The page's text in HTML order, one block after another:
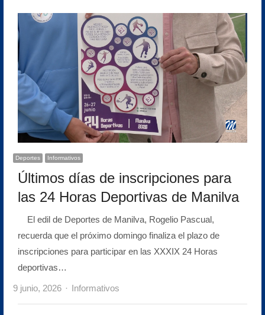
Deportes Informativos
Últimos días de inscripciones para
las 24 Horas Deportivas de Manilva
El edil de Deportes de Manilva, Rogelio Pascual,
recuerda que el próximo domingo finaliza el plazo de
inscripciones para participar en las XXXIX 24 Horas
deportivas…
9 junio, 2026 Author
Informativos